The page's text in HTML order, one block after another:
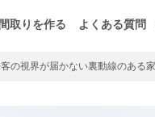
間取りを作る よくある質問
の視界が届かない裏動線のある